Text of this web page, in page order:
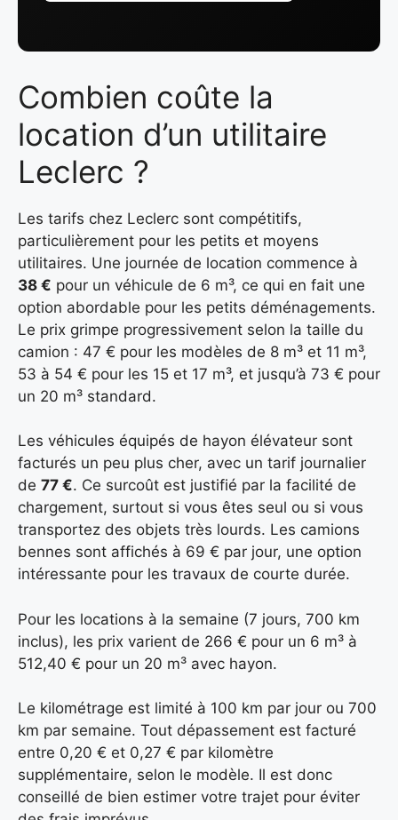
Combien coûte la
location d’un utilitaire
Leclerc ?
Les tarifs chez Leclerc sont compétitifs,
particulièrement pour les petits et moyens
utilitaires. Une journée de location commence à
38 € pour un véhicule de 6 m³, ce qui en fait une
option abordable pour les petits déménagements.
Le prix grimpe progressivement selon la taille du
camion : 47 € pour les modèles de 8 m³ et 11 m³,
53 à 54 € pour les 15 et 17 m³, et jusqu’à 73 € pour
un 20 m³ standard.
Les véhicules équipés de hayon élévateur sont
facturés un peu plus cher, avec un tarif journalier
de 77 €. Ce surcoût est justifié par la facilité de
chargement, surtout si vous êtes seul ou si vous
transportez des objets très lourds. Les camions
bennes sont affichés à 69 € par jour, une option
intéressante pour les travaux de courte durée.
Pour les locations à la semaine (7 jours, 700 km
inclus), les prix varient de 266 € pour un 6 m³ à
512,40 € pour un 20 m³ avec hayon.
Le kilométrage est limité à 100 km par jour ou 700
km par semaine. Tout dépassement est facturé
entre 0,20 € et 0,27 € par kilomètre
supplémentaire, selon le modèle. Il est donc
conseillé de bien estimer votre trajet pour éviter